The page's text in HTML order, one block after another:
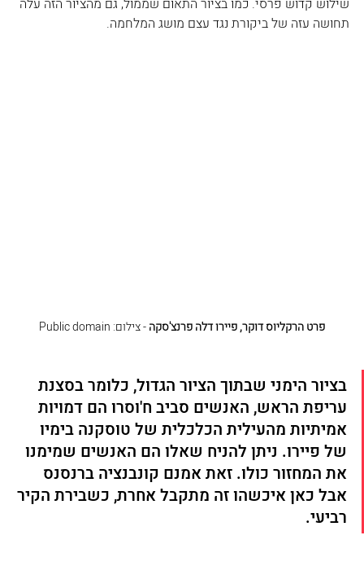
שילוש קדוש פרסי. כמו בציור התאום שממול, גם מהציור הזה עלה
תחושה עזה של ביקורת נגד עצם מושג המלחמה.
פרט הרקליוס דוקר, פיירו דלה פרנצ'סקה - צילום: Public domain
בציור הימני שבתוך הציור הגדול, כלומר בסצנת
עריפת הראש, האנשים סביב ח'וסרו הם דמויות
אמיתיות מהעילית הכלכלית של טוסקנה בימיו
של פיירו. ניתן להניח שאלו הם האנשים שמימנו
את המחזור כולו. זאת אמנם קונבנציה ברנסנס
אבל כאן איכשהו זה מתקבל אחרת, כשבירת הקיר
רביעי.